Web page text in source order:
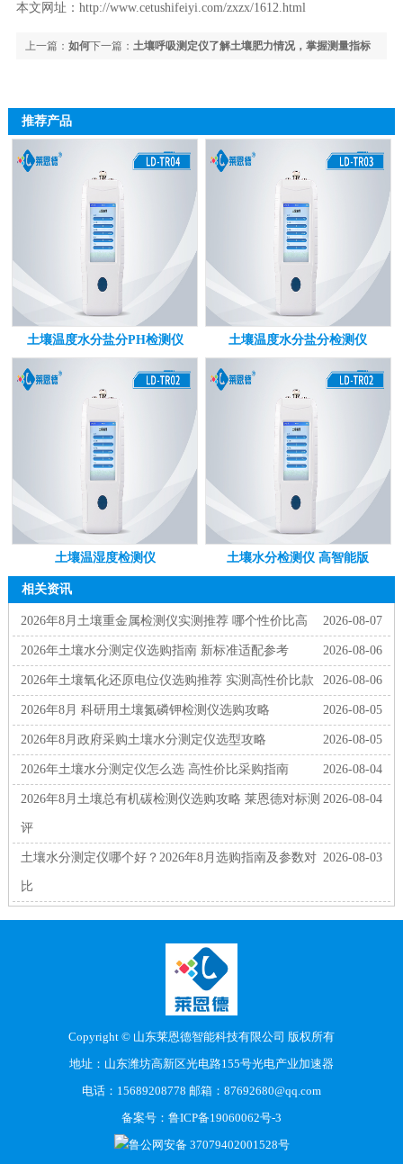
本文网址： http://www.cetushifeiyi.com/zxzx/1612.html
下一篇：土壤呼吸测定仪了解土壤肥力情况，掌握测量指标
上一篇： 如何
推荐产品
土壤温度水分盐分PH检测仪 土壤温度水分盐分检测仪
土壤温湿度检测仪 土壤水分检测仪 高智能版
相关资讯
2026-08-07
2026年8月土壤重金属检测仪实测推荐 哪个性价比高
2026-08-06
2026年土壤水分测定仪选购指南 新标准适配参考
2026-08-06
2026年土壤氧化还原电位仪选购推荐 实测高性价比款
2026-08-05
2026年8月 科研用土壤氮磷钾检测仪选购攻略
2026-08-05
2026年8月政府采购土壤水分测定仪选型攻略
2026-08-04
2026年土壤水分测定仪怎么选 高性价比采购指南
2026-08-04
2026年8月土壤总有机碳检测仪选购攻略 莱恩德对标测
评
2026-08-03
土壤水分测定仪哪个好？2026年8月选购指南及参数对
比
Copyright © 山东莱恩德智能科技有限公司 版权所有
地址：山东潍坊高新区光电路155号光电产业加速器
电话：15689208778 邮箱：87692680@qq.com
备案号： 鲁ICP备19060062号-3
鲁公网安备 37079402001528号